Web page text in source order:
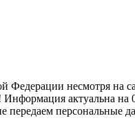
Федерации несмотря
Информация актуальна на
передаем персональные